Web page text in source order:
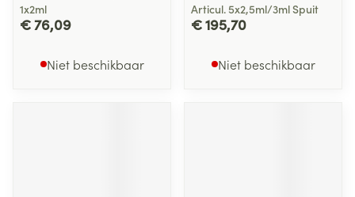
1x2ml
€ 76,09
Niet beschikbaar
Articul. 5x2,5ml/3ml Spuit
€ 195,70
Niet beschikbaar